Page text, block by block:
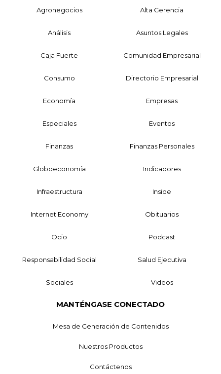
Agronegocios Alta Gerencia
Análisis Asuntos Legales
Caja Fuerte Comunidad Empresarial
Consumo Directorio Empresarial
Economía Empresas
Especiales Eventos
Finanzas Finanzas Personales
Globoeconomía Indicadores
Infraestructura Inside
Internet Economy Obituarios
Ocio Podcast
Responsabilidad Social Salud Ejecutiva
Sociales Videos
MANTÉNGASE CONECTADO
Mesa de Generación de Contenidos
Nuestros Productos
Contáctenos